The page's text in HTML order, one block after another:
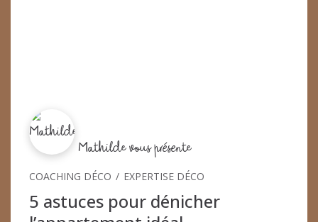
Mathilde vous présente
COACHING DÉCO EXPERTISE DÉCO
5 astuces pour dénicher